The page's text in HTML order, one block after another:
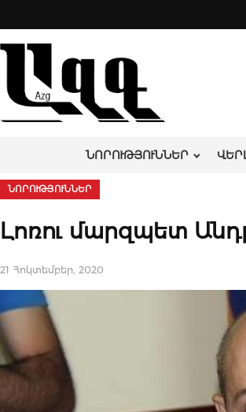
to
content
ՆՈՐՈՒԹՅՈՒՆՆԵՐ
ՆՈՐՈՒԹՅՈՒՆՆԵՐ
Լոռու մարզպետ
21 Հոկտեմբեր, 2020